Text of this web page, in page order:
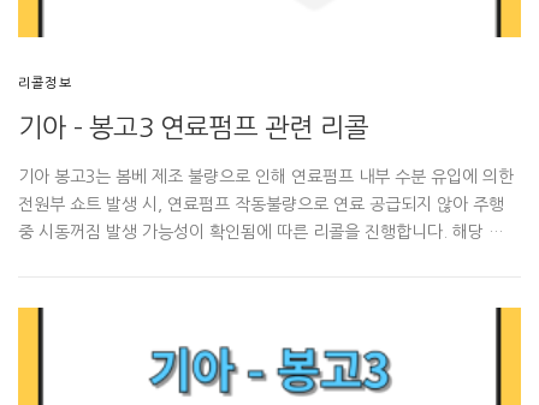
리콜정보
기아 – 봉고3 연료펌프 관련 리콜
기아 봉고3는 봄베 제조 불량으로 인해 연료펌프 내부 수분 유입에 의한
전원부 쇼트 발생 시, 연료펌프 작동불량으로 연료 공급되지 않아 주행
중 시동꺼짐 발생 가능성이 확인됨에 따른 리콜을 진행합니다. 해당 …